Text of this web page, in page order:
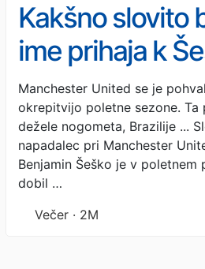
Kakšno slovito
ime prihaja k
Poglejte, kdo
asistiral za gole
Manchester United se je
okrepitvijo poletne sezone. Ta
dežele nogometa, Brazilije ...
napadalec pri Manchester
Benjamin Šeško je v poletnem
dobil …
Večer · 2M